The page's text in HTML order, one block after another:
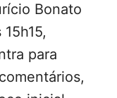
Bonato
para